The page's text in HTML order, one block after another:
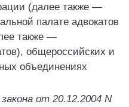
(далее также —
палате адвокатов
также —
общероссийских и
объединениях
от 20.12.2004 N